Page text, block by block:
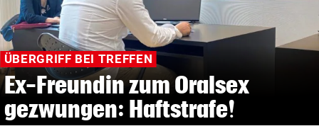
ÜBERGRIFF BEI TREFFEN
Ex-Freundin zum Oralsex
gezwungen: Haftstrafe!